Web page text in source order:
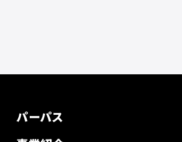
パーパス